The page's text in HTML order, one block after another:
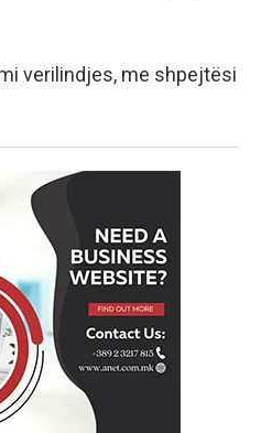
verilindjes, me shpejtësi